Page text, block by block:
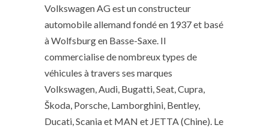
Volkswagen AG est un constructeur
automobile allemand fondé en 1937 et basé
à Wolfsburg en Basse-Saxe. Il
commercialise de nombreux types de
véhicules à travers ses marques
Volkswagen, Audi, Bugatti, Seat, Cupra,
Škoda, Porsche, Lamborghini, Bentley,
Ducati, Scania et MAN et JETTA (Chine). Le